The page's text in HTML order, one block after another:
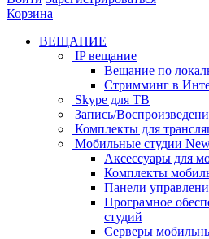
Корзина
ВЕЩАНИЕ
IP вещание
Вещание по
Стримминг в
Skype для ТВ
Запись/
Комплекты для
Мобильные студии
Аксессуары для
Комплекты
Панели
Програмное
студий
Серверы